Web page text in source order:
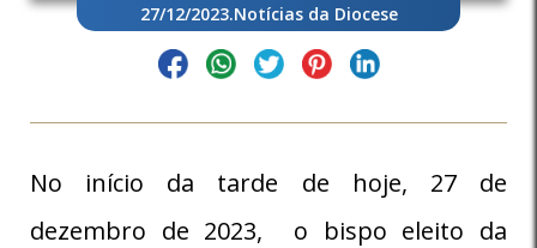
27/12/2023.Notícias da Diocese
No início da tarde de hoje, 27 de
dezembro de 2023, o bispo eleito da